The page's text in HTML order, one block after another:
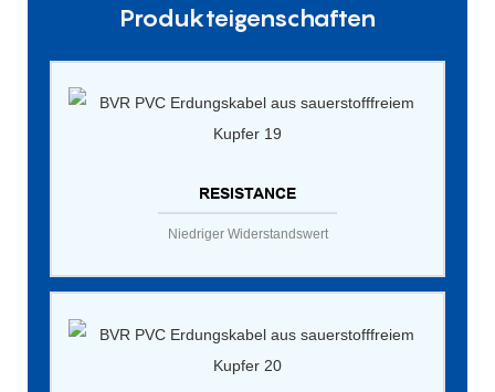
Produkteigenschaften
RESISTANCE
Niedriger Widerstandswert